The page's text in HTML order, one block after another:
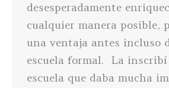
desesperadamente
cualquier manera posible,
una ventaja antes incluso
escuela formal. La
escuela que daba mucha